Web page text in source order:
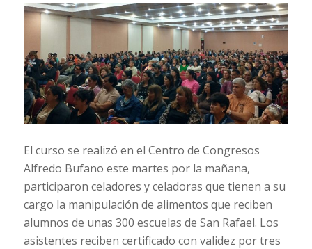
El curso se realizó en el Centro de Congresos
Alfredo Bufano este martes por la mañana,
participaron celadores y celadoras que tienen a su
cargo la manipulación de alimentos que reciben
alumnos de unas 300 escuelas de San Rafael. Los
asistentes reciben certificado con validez por tres